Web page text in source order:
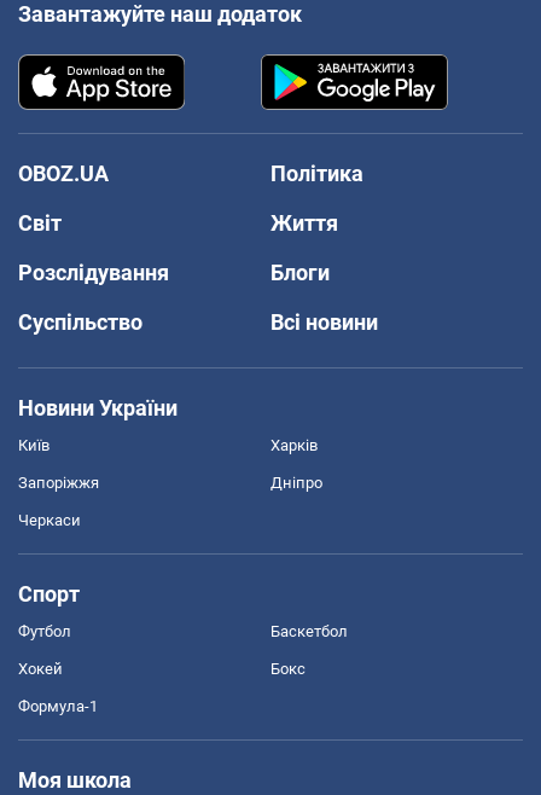
Завантажуйте наш додаток
OBOZ.UA
Політика
Світ
Життя
Розслідування
Блоги
Суспільство
Всі новини
Новини України
Київ Харків
Запоріжжя Дніпро
Черкаси
Спорт
Футбол Баскетбол
Хокей Бокс
Формула-1
Моя школа